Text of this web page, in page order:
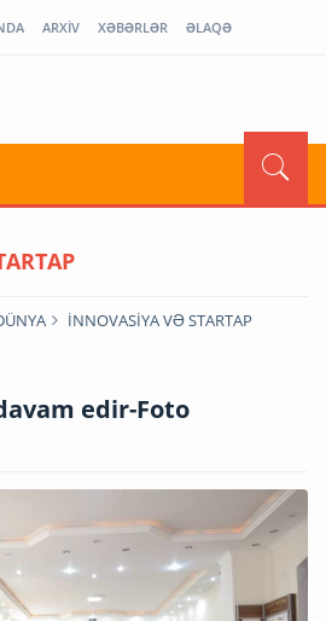
ARXİV XƏBƏRLƏR ƏLAQƏ
İNNOVASİYA VƏ STARTAP
edir-Foto